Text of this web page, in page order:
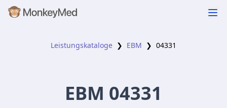
Leistungskataloge ❯ EBM ❯ 04331
EBM 04331